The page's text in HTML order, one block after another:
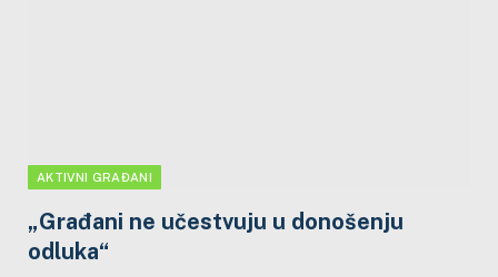
AKTIVNI GRAĐANI
„Građani ne učestvuju u donošenju
odluka“